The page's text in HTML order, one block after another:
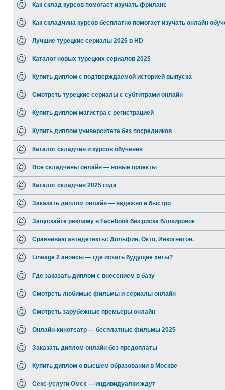
Как склад курсов помогает изучать фриланс
Как складчина курсов бесплатно помогает изучать онлайн
Лучшие турецкие сериалы 2025 в HD
Каталог новых турецких сериалов 2025
Купить диплом с подтверждаемой историей выпуска
Смотреть турецкие сериалы с субтитрами онлайн
Купить диплом магистра с регистрацией
Купить диплом университета без посредников
Каталог складчин и курсов обучения
Все складчины онлайн — новые проекты
Каталог складчин 2025 года
Заказать диплом онлайн — надёжно и быстро
Запускайте рекламу в Facebook без риска блокировок
Сравниваю антидетекты: Дольфин, Окто, Инкогнитон.
Lineage 2 анонсы — где искать будущие хиты?
Где заказать диплом с внесением в базу
Смотреть любимые фильмы и сериалы онлайн
Смотреть зарубежные премьеры онлайн
Онлайн-кинотеатр — бесплатные фильмы 2025
Заказать диплом онлайн без предоплаты
Купить диплом о высшем образовании в Москве
Секс-услуги Омск — индивидуалки ждут